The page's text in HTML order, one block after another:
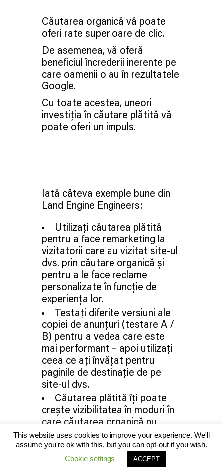
Căutarea organică vă poate
oferi rate superioare de clic.
De asemenea, vă oferă
beneficiul încrederii inerente pe
care oamenii o au în rezultatele
Google.
Cu toate acestea, uneori
investiția în căutare plătită vă
poate oferi un impuls.
Iată câteva exemple bune din
Land Engine Engineers:
Utilizați căutarea plătită
pentru a face remarketing la
vizitatorii care au vizitat site-ul
dvs. prin căutare organică și
pentru a le face reclame
personalizate în funcție de
experiența lor.
Testați diferite versiuni ale
copiei de anunțuri (testare A /
B) pentru a vedea care este
mai performant – apoi utilizați
ceea ce ați învățat pentru
paginile de destinație de pe
site-ul dvs.
Căutarea plătită îți poate
crește vizibilitatea în moduri în
care căutarea organică nu
poate, cum ar fi să-ți ofere timp
de aer pentru cuvinte cheie cu
volum mare pentru care ai
This website uses cookies to improve your experience. We'll
assume you're ok with this, but you can opt-out if you wish.
Cookie settings
ACCEPT